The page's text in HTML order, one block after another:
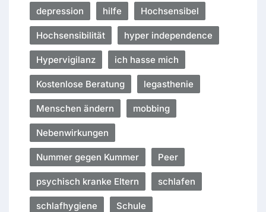
depression hilfe Hochsensibel
Hochsensibilität hyper independence
Hypervigilanz ich hasse mich
Kostenlose Beratung legasthenie
Menschen ändern mobbing
Nebenwirkungen
Nummer gegen Kummer Peer
psychisch kranke Eltern schlafen
schlafhygiene Schule